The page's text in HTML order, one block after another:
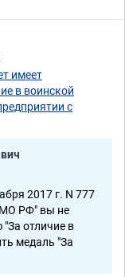
имеет
в воинской
с
2017 г. N 777
МО РФ" вы не
отличие в
медаль "За